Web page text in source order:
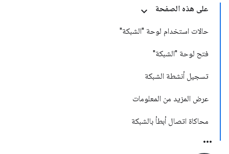
على هذه الصفحة
حالات استخدام لوحة "الشبكة"
فتح لوحة "الشبكة"
تسجيل أنشطة الشبكة
عرض المزيد من المعلومات
محاكاة اتصال أبطأ بالشبكة